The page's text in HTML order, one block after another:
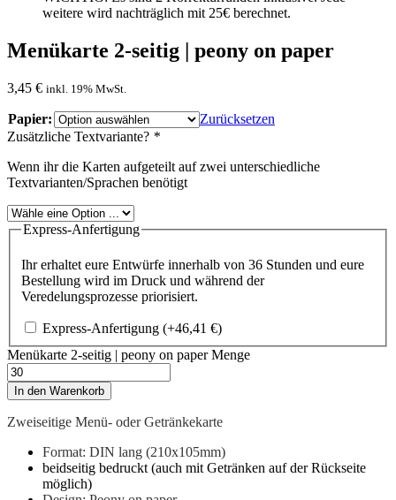
weitere wird nachträglich mit 25€ berechnet.
Menükarte 2-seitig | peony on paper
3,45 € inkl. 19% MwSt.
Papier:
Zurücksetzen
Zusätzliche Textvariante? *
Wenn ihr die Karten aufgeteilt auf zwei unterschiedliche
Textvarianten/Sprachen benötigt
Express-Anfertigung
Ihr erhaltet eure Entwürfe innerhalb von 36 Stunden und eure
Bestellung wird im Druck und während der
Veredelungsprozesse priorisiert.
Express-Anfertigung (+46,41 €)
Menükarte 2-seitig | peony on paper Menge
In den Warenkorb
Zweiseitige Menü- oder Getränkekarte
Format: DIN lang (210x105mm)
beidseitig bedruckt (auch mit Getränken auf der Rückseite
möglich)